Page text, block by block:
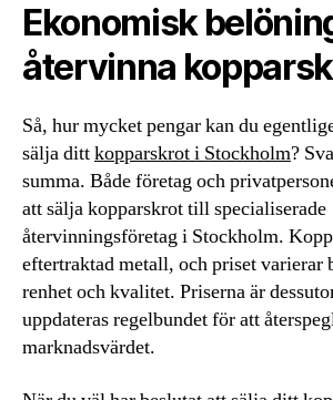
Ekonomisk
återvinna
Så, hur mycket pengar kan du
sälja dittkopparskrot i Stockholm?
summa. Både företag och
att sälja kopparskrot till specialiserade
återvinningsföretag i Stockholm.
eftertraktad metall, och priset varierar
renhet och kvalitet. Priserna är
uppdateras regelbundet för att
marknadsvärdet.